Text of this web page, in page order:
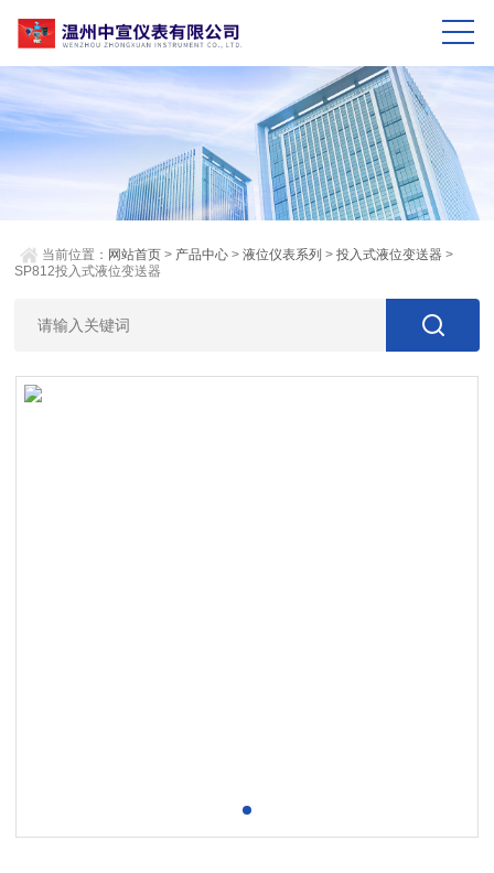
当前位置： 网站首页 > 产品中心 >液位仪表系列 >投入式液位变送器 >
SP812投入式液位变送器